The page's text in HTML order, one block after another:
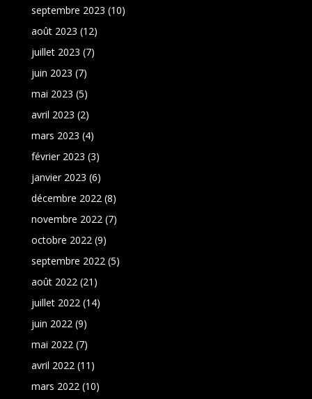
septembre 2023 (10)
août 2023 (12)
juillet 2023 (7)
juin 2023 (7)
mai 2023 (5)
avril 2023 (2)
mars 2023 (4)
février 2023 (3)
janvier 2023 (6)
décembre 2022(8)
novembre 2022(7)
octobre 2022(9)
septembre 2022(5)
août 2022(21)
juillet 2022(14)
juin 2022(9)
mai 2022(7)
avril 2022(11)
mars 2022(10)